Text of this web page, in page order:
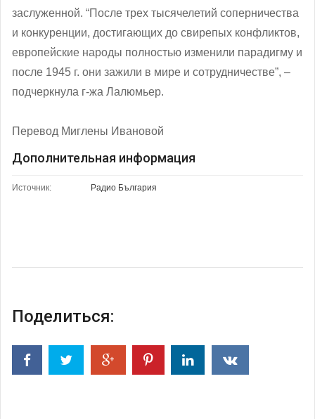
заслуженной. “После трех тысячелетий соперничества
и конкуренции, достигающих до свирепых конфликтов,
европейские народы полностью изменили парадигму и
после 1945 г. они зажили в мире и сотрудничестве”, –
подчеркнула г-жа Лалюмьер.
Перевод Миглены Ивановой
Дополнительная информация
Источник: Радио България
Поделиться: